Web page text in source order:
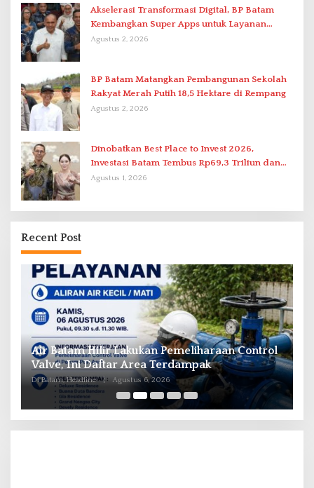
Akselerasi Transformasi Digital, BP Batam
Kembangkan Super Apps untuk Layanan
Terpadu
Agustus 2, 2026
BP Batam Matangkan Pembangunan Sekolah
Rakyat Merah Putih 18,5 Hektare di Rempang
Agustus 2, 2026
Dinobatkan Best Place to Invest 2026,
Investasi Batam Tembus Rp69,3 Triliun dan
Ekonomi Tumbuh 6,76 Persen
Agustus 1, 2026
Recent Post
Air Batam Hilir Lakukan Pemeliharaan Control
Valve, Ini Daftar Area Terdampak
Di Batam, Headline | Agustus 6, 2026